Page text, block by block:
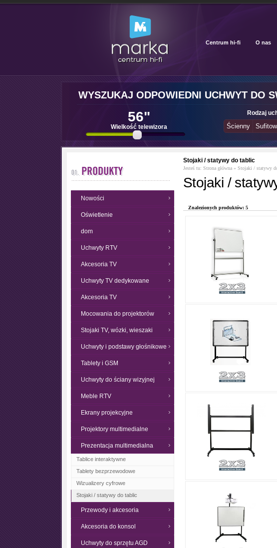
Centrum hi-fi O nas
WYSZUKAJ ODPOWIEDNI UCHWYT DO
56"
Wielkość telewizora
Rodzaj
Nowości
Oświetlenie
dom
Uchwyty RTV
Akcesoria TV
Uchwyty TV dedykowane
Akcesoria TV
Mocowania do projektorów
Stojaki TV, wózki, wieszaki
Uchwyty i podstawy głośnikowe
Tablety i GSM
Uchwyty do ściany wizyjnej
Meble RTV
Ekrany projekcyjne
Projektory multimedialne
Prezentacja multimedialna
Tablice interaktywne
Tablety bezprzewodowe
Wizualizery cyfrowe
Stojaki / statywy do tablic
Przewody i akcesoria
Akcesoria do konsol
Uchwyty do sprzętu AGD
Stojaki / statywy do tablic
Jesteś tu: Strona główna » Stojaki / statywy
Stojaki /
Znalezionych produktów: 5